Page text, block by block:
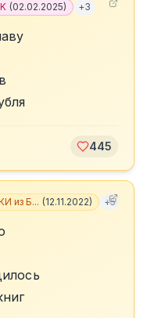
(02.02.2025) +3
445
из Б... (12.11.2022) +5